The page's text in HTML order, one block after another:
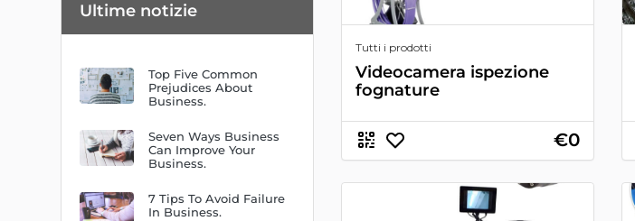
Ultime notizie
Top Five Common
Prejudices About
Business.
Seven Ways Business
Can Improve Your
Business.
7 Tips To Avoid Failure
In Business.
Tutti i prodotti
Videocamera ispezione
fognature
€0